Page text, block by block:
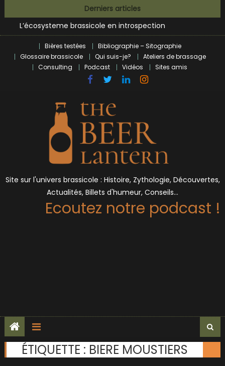
to
content
Derniers articles
Bières et célébrités
L’écosysteme brassicole en introspection
Zoumaï : pionnier de la révolution craft à Marseille
L’intelligence artificielle dans le milieu brassicole
BrewDog racheté par Tilray pour une bouchée de pain ?
Bières et célébrités
Bières testées
Bibliographie – Sitographie
Glossaire brassicole
Qui suis-je?
Ateliers de brassage
Consulting
Podcast Vidéos Sites amis
Site sur l'univers brassicole : Histoire, Zythologie, Découvertes,
Actualités, Billets d'humeur, Conseils…
Ecoutez notre podcast !
ÉTIQUETTE : BIERE MOUSTIERS